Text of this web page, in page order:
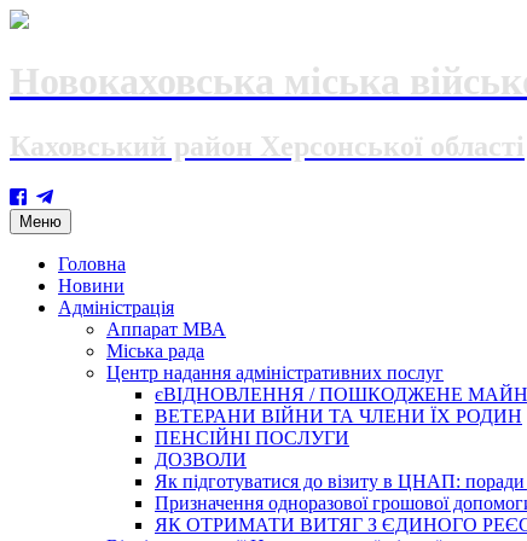
Новокаховська міська
Каховський район Херсонської області
Меню Skip
to
content
Головна
Новини
Адміністрація
Аппарат МВА
Міська рада
Центр надання адміністративних послуг
єВІДНОВЛЕННЯ / ПОШКОДЖЕНЕ
ВЕТЕРАНИ ВІЙНИ ТА ЧЛЕНИ ЇХ РОДИН
ПЕНСІЙНІ ПОСЛУГИ
ДОЗВОЛИ
Як підготуватися до візиту в ЦНАП: поради
Призначення одноразової грошової
ЯК ОТРИМАТИ ВИТЯГ З ЄДИНОГО